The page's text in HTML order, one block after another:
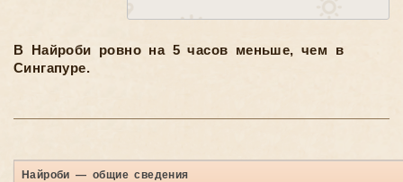
В Найроби ровно на 5 часов меньше, чем в
Сингапуре.
Найроби — общие сведения